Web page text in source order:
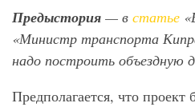
Предыстория — в статье
«Министр транспорта
надо построить объездную
Предполагается, что проект